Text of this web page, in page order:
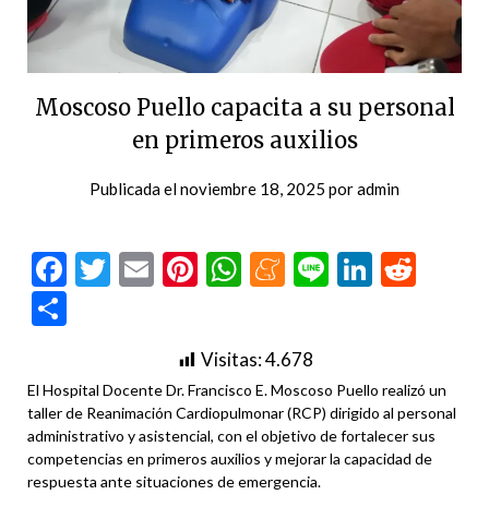
Moscoso Puello capacita a su personal
en primeros auxilios
Publicada elnoviembre 18, 2025 poradmin
Facebook
Twitter
EmailPinterest
WhatsApp
Meneame
Line
Visitas:4.678
El Hospital Docente Dr. Francisco E. Moscoso Puello realizó un
taller de Reanimación Cardiopulmonar (RCP) dirigido al personal
administrativo y asistencial, con el objetivo de fortalecer sus
competencias en primeros auxilios y mejorar la capacidad de
respuesta ante situaciones de emergencia.